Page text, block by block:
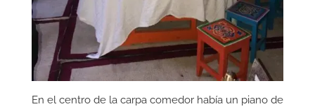
En el centro de la carpa comedor había un piano de